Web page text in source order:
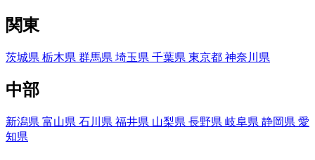
関東
茨城県 栃木県 群馬県 埼玉県 千葉県 東京都 神奈川県
中部
新潟県 富山県 石川県 福井県 山梨県 長野県 岐阜県 静岡県 愛
知県